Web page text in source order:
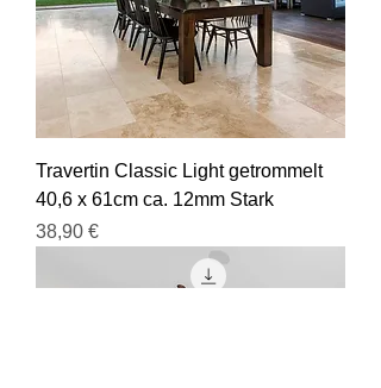
Travertin Classic Light getrommelt
40,6 x 61cm ca. 12mm Stark
Preis
38,90 €